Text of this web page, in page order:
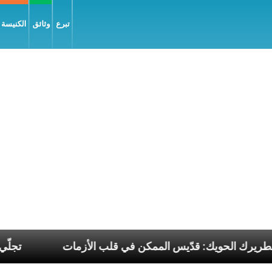
وثائق تبرع
الطوباوي البطريرك الحويك: قدّيس الممكن في قلب الأزمات